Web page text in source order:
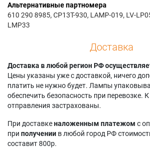
Eiki LC-NB2UW
Eiki LC-NB2W
Eiki LC-XNB2
Eiki LC-XNB2UW
Sanyo PLC-SU20
Sanyo PLC-SU208C
Sanyo PLC-SU20E
Sanyo PLC-SU20N
Альтернативные партномера
610 290 8985, CP13T-930, LAMP-019, LV-
LMP33
Доставка
Доставка в любой регион РФ
Цены указаны уже с доставкой, ничего
платить не нужно будет. Лампы
обеспечить безопасность при перевозке.
отправления застрахованы.
При доставкеналоженным платежом с
при получении в любой город РФ
составит 800р.